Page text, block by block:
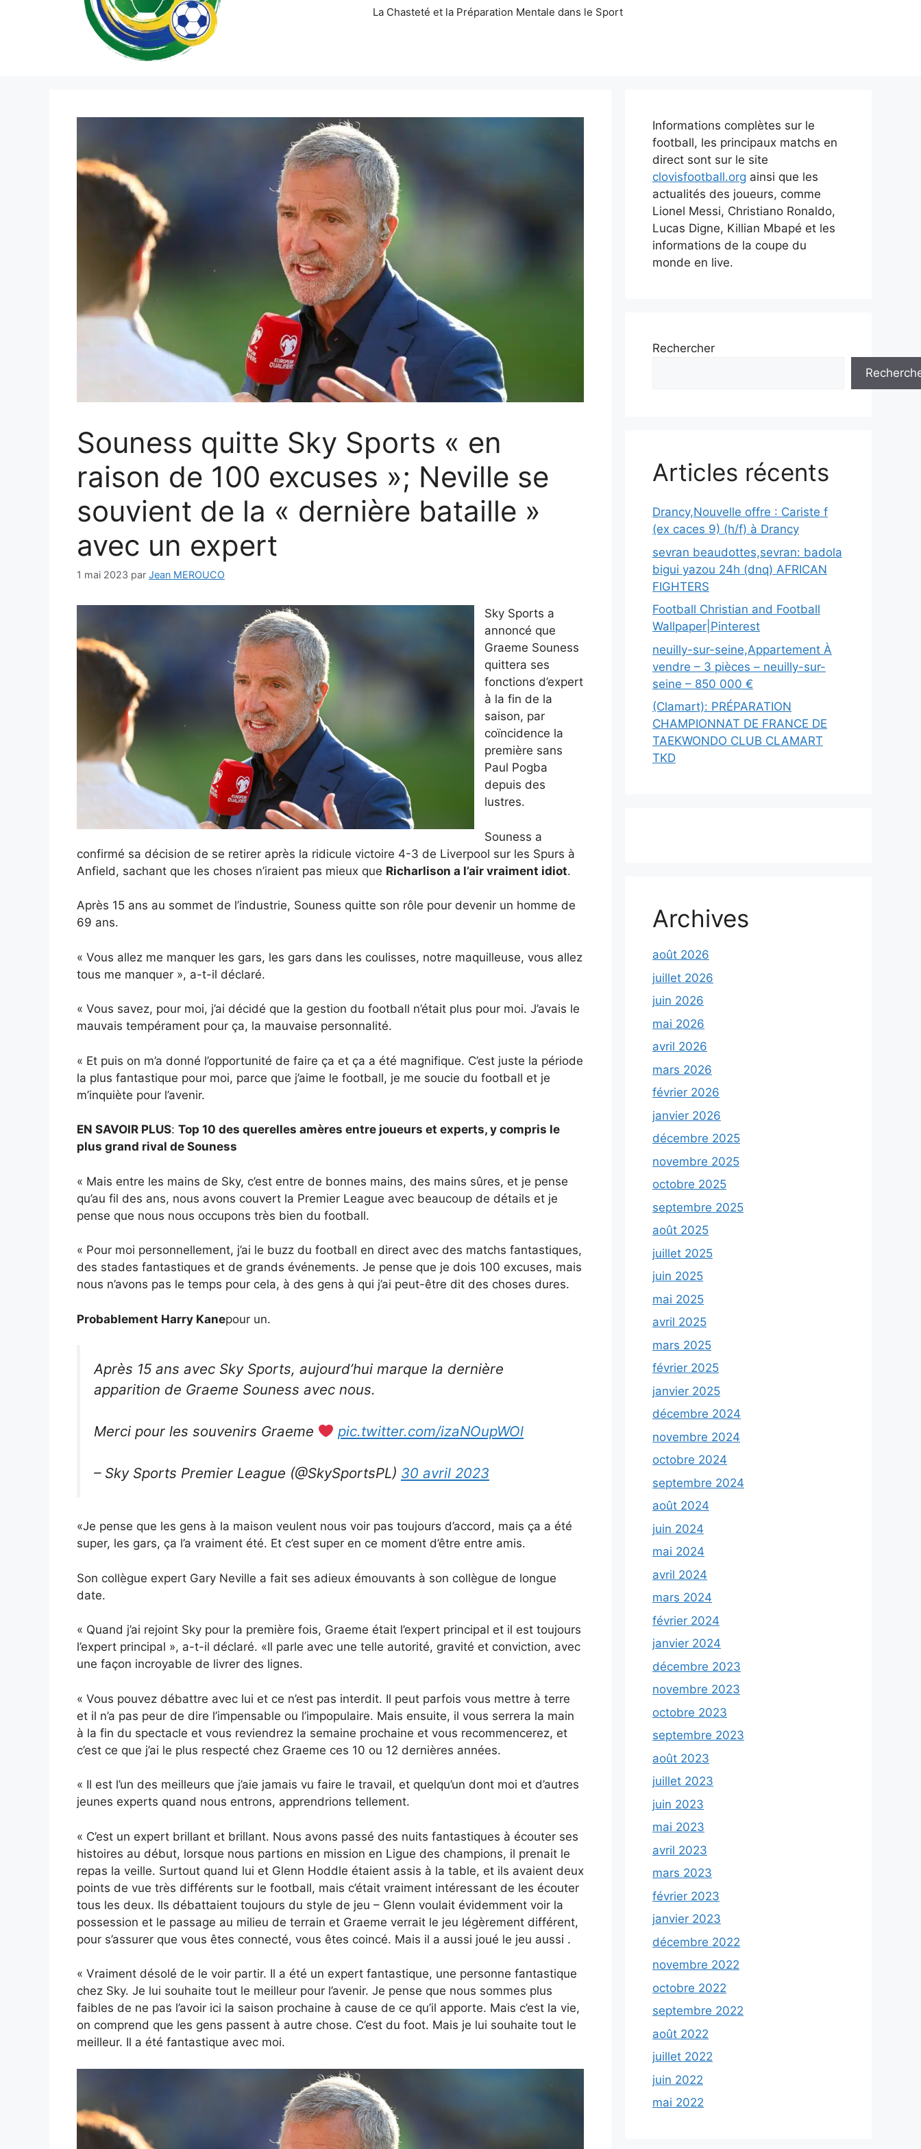
La Chasteté et la Préparation Mentale dans le Sport
Souness quitte Sky Sports « en
raison de 100 excuses »; Neville se
souvient de la « dernière bataille »
avec un expert
1 mai 2023 par Jean MEROUCO
Sky Sports a
annoncé que
Graeme Souness
quittera ses
fonctions d’expert
à la fin de la
saison, par
coïncidence la
première sans
Paul Pogba
depuis des
lustres.
Souness a
confirmé sa décision de se retirer après la ridicule victoire 4-3 de Liverpool sur les Spurs à
Anfield, sachant que les choses n’iraient pas mieux que Richarlison a l’air vraiment idiot.
Après 15 ans au sommet de l’industrie, Souness quitte son rôle pour devenir un homme de
69 ans.
« Vous allez me manquer les gars, les gars dans les coulisses, notre maquilleuse, vous allez
tous me manquer », a-t-il déclaré.
« Vous savez, pour moi, j’ai décidé que la gestion du football n’était plus pour moi. J’avais le
mauvais tempérament pour ça, la mauvaise personnalité.
« Et puis on m’a donné l’opportunité de faire ça et ça a été magnifique. C’est juste la période
la plus fantastique pour moi, parce que j’aime le football, je me soucie du football et je
m’inquiète pour l’avenir.
EN SAVOIR PLUS: Top 10 des querelles amères entre joueurs et experts, y compris le
plus grand rival de Souness
« Mais entre les mains de Sky, c’est entre de bonnes mains, des mains sûres, et je pense
qu’au fil des ans, nous avons couvert la Premier League avec beaucoup de détails et je
pense que nous nous occupons très bien du football.
« Pour moi personnellement, j’ai le buzz du football en direct avec des matchs fantastiques,
des stades fantastiques et de grands événements. Je pense que je dois 100 excuses, mais
nous n’avons pas le temps pour cela, à des gens à qui j’ai peut-être dit des choses dures.
Probablement Harry Kanepour un.
Après 15 ans avec Sky Sports, aujourd’hui marque la dernière
apparition de Graeme Souness avec nous.
Merci pour les souvenirs Graeme pic.twitter.com/izaNOupWOl
– Sky Sports Premier League (@SkySportsPL) 30 avril 2023
«Je pense que les gens à la maison veulent nous voir pas toujours d’accord, mais ça a été
super, les gars, ça l’a vraiment été. Et c’est super en ce moment d’être entre amis.
Son collègue expert Gary Neville a fait ses adieux émouvants à son collègue de longue
date.
« Quand j’ai rejoint Sky pour la première fois, Graeme était l’expert principal et il est toujours
l’expert principal », a-t-il déclaré. «Il parle avec une telle autorité, gravité et conviction, avec
une façon incroyable de livrer des lignes.
« Vous pouvez débattre avec lui et ce n’est pas interdit. Il peut parfois vous mettre à terre
et il n’a pas peur de dire l’impensable ou l’impopulaire. Mais ensuite, il vous serrera la main
à la fin du spectacle et vous reviendrez la semaine prochaine et vous recommencerez, et
c’est ce que j’ai le plus respecté chez Graeme ces 10 ou 12 dernières années.
« Il est l’un des meilleurs que j’aie jamais vu faire le travail, et quelqu’un dont moi et d’autres
jeunes experts quand nous entrons, apprendrions tellement.
« C’est un expert brillant et brillant. Nous avons passé des nuits fantastiques à écouter ses
histoires au début, lorsque nous partions en mission en Ligue des champions, il prenait le
repas la veille. Surtout quand lui et Glenn Hoddle étaient assis à la table, et ils avaient deux
points de vue très différents sur le football, mais c’était vraiment intéressant de les écouter
tous les deux. Ils débattaient toujours du style de jeu – Glenn voulait évidemment voir la
possession et le passage au milieu de terrain et Graeme verrait le jeu légèrement différent,
pour s’assurer que vous êtes connecté, vous êtes coincé. Mais il a aussi joué le jeu aussi .
« Vraiment désolé de le voir partir. Il a été un expert fantastique, une personne fantastique
chez Sky. Je lui souhaite tout le meilleur pour l’avenir. Je pense que nous sommes plus
faibles de ne pas l’avoir ici la saison prochaine à cause de ce qu’il apporte. Mais c’est la vie,
on comprend que les gens passent à autre chose. C’est du foot. Mais je lui souhaite tout le
meilleur. Il a été fantastique avec moi.
Informations complètes sur le
football, les principaux matchs en
direct sont sur le site
clovisfootball.org ainsi que les
actualités des joueurs, comme
Lionel Messi, Christiano Ronaldo,
Lucas Digne, Killian Mbapé et les
informations de la coupe du
monde en live.
Rechercher
Articles récents
Drancy,Nouvelle offre : Cariste f
(ex caces 9) (h/f) à Drancy
sevran beaudottes,sevran: badola
bigui yazou 24h (dnq) AFRICAN
FIGHTERS
Football Christian and Football
Wallpaper|Pinterest
neuilly-sur-seine,Appartement À
vendre – 3 pièces – neuilly-sur-
seine – 850 000 €
(Clamart): PRÉPARATION
CHAMPIONNAT DE FRANCE DE
TAEKWONDO CLUB CLAMART
TKD
Archives
août 2026
juillet 2026
juin 2026
mai 2026
avril 2026
mars 2026
février 2026
janvier 2026
décembre 2025
novembre 2025
octobre 2025
septembre 2025
août 2025
juillet 2025
juin 2025
mai 2025
avril 2025
mars 2025
février 2025
janvier 2025
décembre 2024
novembre 2024
octobre 2024
septembre 2024
août 2024
juin 2024
mai 2024
avril 2024
mars 2024
février 2024
janvier 2024
décembre 2023
novembre 2023
octobre 2023
septembre 2023
août 2023
juillet 2023
juin 2023
mai 2023
avril 2023
mars 2023
février 2023
janvier 2023
décembre 2022
novembre 2022
octobre 2022
septembre 2022
août 2022
juillet 2022
juin 2022
mai 2022